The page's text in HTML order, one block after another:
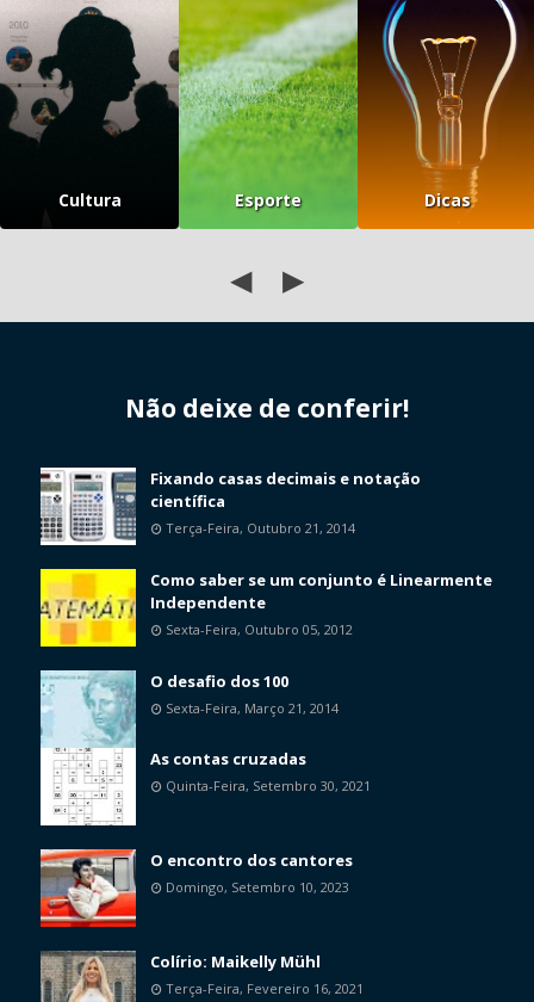
Cultura Esporte Dicas
◀ ▶
Não deixe de conferir!
Fixando casas decimais e notação
científica
Terça-Feira, Outubro 21, 2014
Como saber se um conjunto é Linearmente
Independente
Sexta-Feira, Outubro 05, 2012
O desafio dos 100
Sexta-Feira, Março 21, 2014
As contas cruzadas
Quinta-Feira, Setembro 30, 2021
O encontro dos cantores
Domingo, Setembro 10, 2023
Colírio: Maikelly Mühl
Terça-Feira, Fevereiro 16, 2021